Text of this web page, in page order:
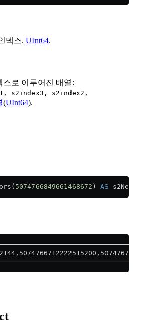
덱스. UInt64.
스로 이루어진 배열:
s2index3, s2index2,
(UInt64).
5074766849661468672 ) AS